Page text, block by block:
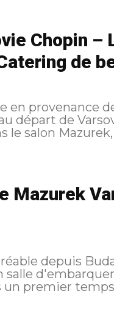
Chopin –
de
en provenance
de Varsovie
le salon
Mazurek
depuis
un premier